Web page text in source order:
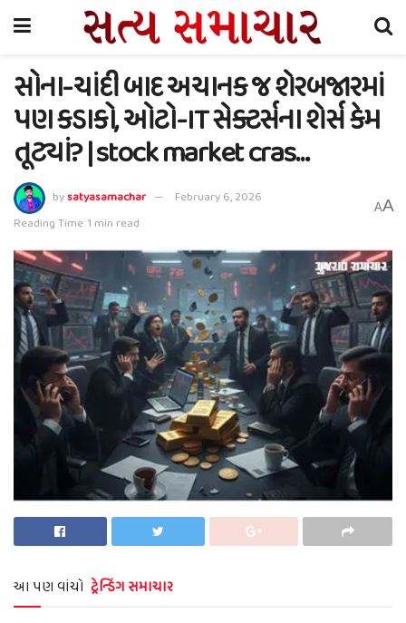
સોના-ચાંદી બાદ અચાનક જ શેરબજારમાં
પણ કડાકો, ઓટો-IT સેક્ટર્સના શેર્સ કેમ
તૂટ્યાં? | stock market cras…
bysatyasamachar
February 6, 2026
Reading Time: 1 min read
AA
આ પણ વાંચો ટ્રેન્ડિંગ સમાચાર